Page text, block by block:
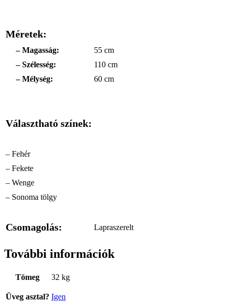
Méretek:
– Magasság:
55 cm
– Szélesség:
110 cm
– Mélység:
60 cm
Választható színek:
– Fehér
– Fekete
– Wenge
– Sonoma tölgy
Csomagolás: Lapraszerelt
További információk
Tömeg 32 kg
Üveg asztal? Igen